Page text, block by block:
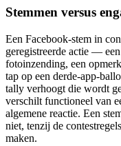
Stemmen versus
Een Facebook-stem in
geregistreerde actie —
fotoinzending, een
tap op een derde-app-
tally verhoogt die wordt
verschilt functioneel van
algemene reactie. Een
niet, tenzij de
maken.